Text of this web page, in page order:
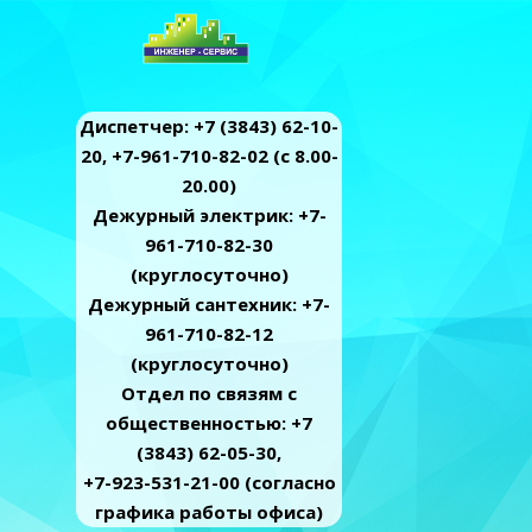
Диспетчер: +7 (3843) 62-10-
20, +7-961-710-82-02 (c 8.00-
20.00)
Дежурный электрик: +7-
961-710-82-30
(круглосуточно)
Дежурный сантехник: +7-
961-710-82-12
(круглосуточно)
Отдел по связям с
общественностью: +7
(3843) 62-05-30,
+7-923-531-21-00 (согласно
графика работы офиса)